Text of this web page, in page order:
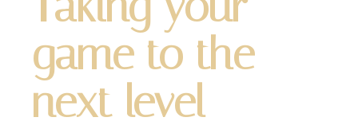
game to the
next level